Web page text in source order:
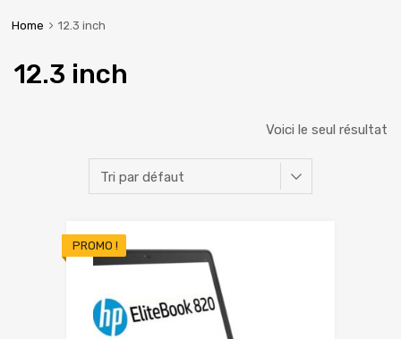
Home 12.3 inch
12.3 inch
Voici le seul résultat
PROMO !